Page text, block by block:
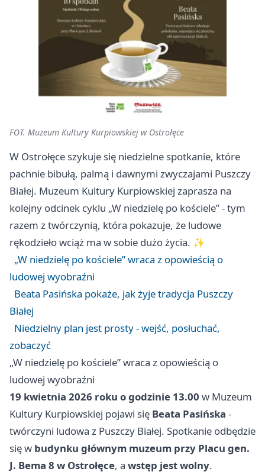
FOT. Muzeum Kultury Kurpiowskiej w Ostrołęce
W Ostrołęce szykuje się niedzielne spotkanie, które
pachnie bibułą, palmą i dawnymi zwyczajami Puszczy
Białej. Muzeum Kultury Kurpiowskiej zaprasza na
kolejny odcinek cyklu „W niedzielę po kościele” - tym
razem z twórczynią, która pokazuje, że ludowe
rękodzieło wciąż ma w sobie dużo życia. ✨
„W niedzielę po kościele” wraca z opowieścią o
ludowej wyobraźni
Beata Pasińska pokaże, jak żyje tradycja Puszczy
Białej
Niedzielny plan jest prosty - wejść, posłuchać,
zobaczyć
„W niedzielę po kościele” wraca z opowieścią o
ludowej wyobraźni
19 kwietnia 2026 roku o godzinie 13.00 w Muzeum
Kultury Kurpiowskiej pojawi się Beata Pasińska -
twórczyni ludowa z Puszczy Białej. Spotkanie odbędzie
się w budynku głównym muzeum przy Placu gen.
J. Bema 8 w Ostrołęce, a wstęp jest wolny.